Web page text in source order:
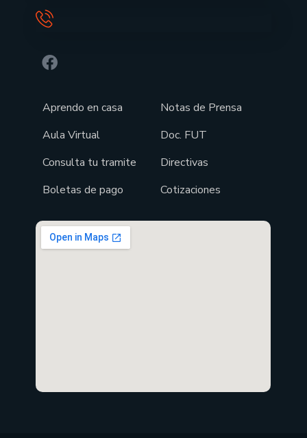
Aprendo en casa
Aula Virtual
Consulta tu tramite
Boletas de pago
Notas de Prensa
Doc. FUT
Directivas
Cotizaciones